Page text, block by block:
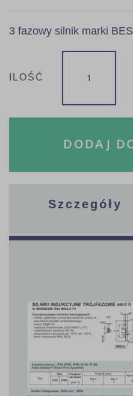
3 fazowy silnik marki
ILOŚĆ
DODAJ
Szczegóły